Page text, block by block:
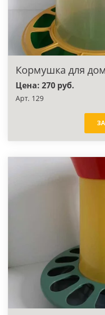
Кормушка для
Цена: 270 руб.
Арт. 129